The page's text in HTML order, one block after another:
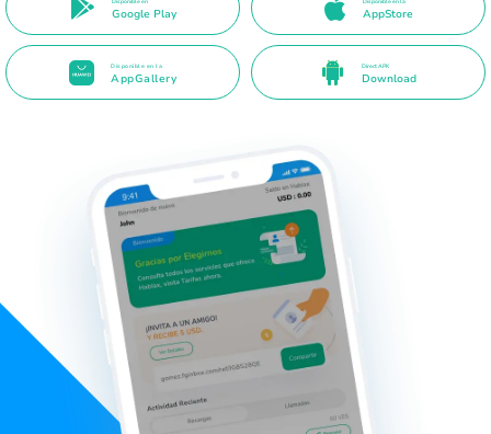
Google Play AppStore
Disponible en la
AppGallery
Direct APK
Download